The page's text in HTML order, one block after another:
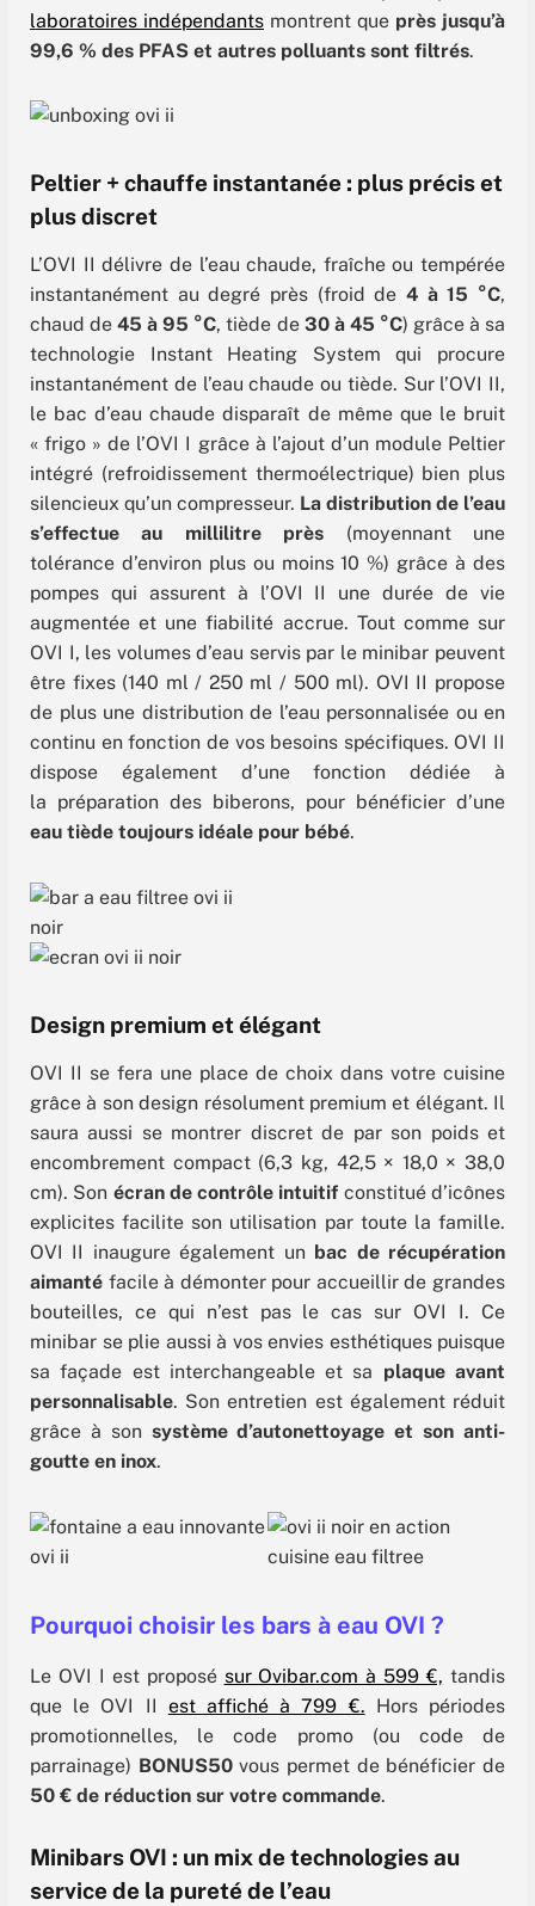
laboratoires indépendants montrent que près jusqu’à
99,6 % des PFAS et autres polluants sont filtrés.
Peltier + chauffe instantanée : plus précis et
plus discret
L’OVI II délivre de l’eau chaude, fraîche ou tempérée
instantanément au degré près (froid de 4 à 15 °C,
chaud de45 à 95 °C, tiède de 30 à 45 °C) grâce à sa
technologie Instant Heating System qui procure
instantanément de l’eau chaude ou tiède. Sur l’OVI II,
le bac d’eau chaude disparaît de même que le bruit
« frigo » de l’OVI I grâce à l’ajout d’un module Peltier
intégré (refroidissement thermoélectrique) bien plus
silencieux qu’un compresseur. La distribution de l’eau
s’effectue au millilitre près (moyennant une
tolérance d’environ plus ou moins 10 %) grâce à des
pompes qui assurent à l’OVI II une durée de vie
augmentée et une fiabilité accrue. Tout comme sur
OVI I, les volumes d’eau servis par le minibar peuvent
être fixes (140 ml / 250 ml / 500 ml). OVI II propose
de plus une distribution de l’eau personnalisée ou en
continu en fonction de vos besoins spécifiques. OVI II
dispose également d’une fonction dédiée à
la préparation des biberons, pour bénéficier d’une
eau tiède toujours idéale pour bébé.
Design premium et élégant
OVI II se fera une place de choix dans votre cuisine
grâce à son design résolument premium et élégant. Il
saura aussi se montrer discret de par son poids et
encombrement compact (6,3 kg, 42,5 × 18,0 × 38,0
cm). Son écran de contrôle intuitif constitué d’icônes
explicites facilite son utilisation par toute la famille.
OVI II inaugure également un bac de récupération
aimanté facile à démonter pour accueillir de grandes
bouteilles, ce qui n’est pas le cas sur OVI I. Ce
minibar se plie aussi à vos envies esthétiques puisque
sa façade est interchangeable et sa plaque avant
personnalisable. Son entretien est également réduit
grâce à son système d’autonettoyage et son anti-
goutte en inox.
Pourquoi choisir les bars à eau OVI ?
Le OVI I est proposé sur Ovibar.com à 599 €, tandis
que le OVI II est affiché à 799 €. Hors périodes
promotionnelles, le code promo (ou code de
parrainage) BONUS50vous permet de bénéficier de
50 € de réduction sur votre commande.
Minibars OVI : un mix de technologies au
service de la pureté de l’eau